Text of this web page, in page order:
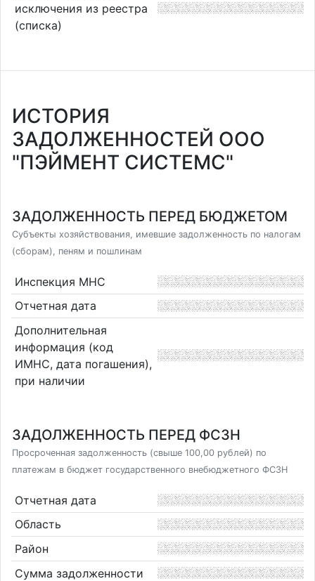
исключения из реестра
(списка)
ИСТОРИЯ
ЗАДОЛЖЕННОСТЕЙ ООО
"ПЭЙМЕНТ СИСТЕМС"
ЗАДОЛЖЕННОСТЬ ПЕРЕД БЮДЖЕТОМ
Субъекты хозяйствования, имевшие задолженность по налогам
(сборам), пеням и пошлинам
Инспекция МНС
Отчетная дата
Дополнительная
информация (код
ИМНС, дата погашения),
при наличии
ЗАДОЛЖЕННОСТЬ ПЕРЕД ФСЗН
Просроченная задолженность (свыше 100,00 рублей) по
платежам в бюджет государственного внебюджетного ФСЗН
Отчетная дата
Область
Район
Сумма задолженности